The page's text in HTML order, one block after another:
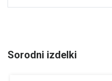
Sorodni izdelki